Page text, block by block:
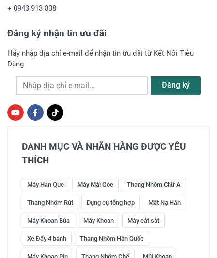
+ 0943 913 838
Đăng ký nhận tin ưu đãi
Hãy nhập địa chỉ e-mail để nhận tin ưu đãi từ Kết Nối Tiêu
Dùng
Địa chỉ e-mail Đăng ký
DANH MỤC VÀ NHÃN HÀNG ĐƯỢC YÊU
THÍCH
Máy Hàn Que Máy Mài Góc Thang Nhôm Chữ A
Thang Nhôm Rút Dụng cụ tổng hợp Mặt Nạ Hàn
Máy Khoan Búa Máy Khoan Máy cắt sắt
Xe Đẩy 4 bánh Thang Nhôm Hàn Quốc
Máy Khoan Pin Thang Nhôm Ghế Mũi Khoan